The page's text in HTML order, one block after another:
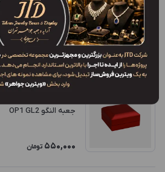
آرایه و جعبه جواهر تهران / فروشگاه محصولات
GL2
فیلتر محصولات
جعبه النگو OP1 GL2
550,000 تومان